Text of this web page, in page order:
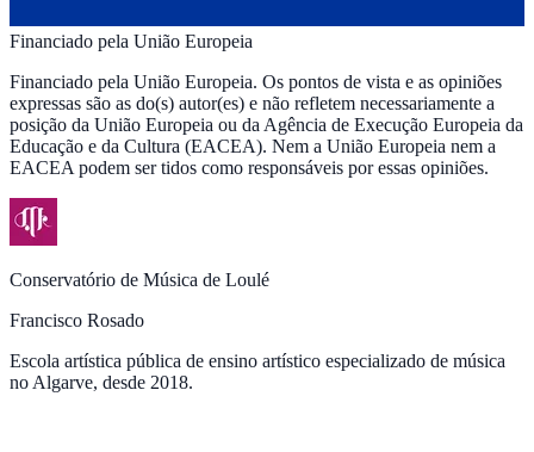
Financiado pela União Europeia
Financiado pela União Europeia. Os pontos de vista e as opiniões
expressas são as do(s) autor(es) e não refletem necessariamente a
posição da União Europeia ou da Agência de Execução Europeia da
Educação e da Cultura (EACEA). Nem a União Europeia nem a
EACEA podem ser tidos como responsáveis por essas opiniões.
Conservatório de Música de Loulé
Francisco Rosado
Escola artística pública de ensino artístico especializado de música
no Algarve, desde 2018.